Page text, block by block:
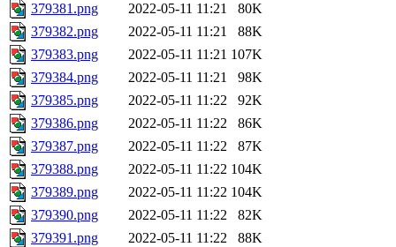
379381.png
2022-05-11 11:21
80K
379382.png
2022-05-11 11:21
88K
379383.png
2022-05-11 11:21 107K
379384.png
2022-05-11 11:21
98K
379385.png
2022-05-11 11:22
92K
379386.png
2022-05-11 11:22
86K
379387.png
2022-05-11 11:22
87K
379388.png
2022-05-11 11:22 104K
379389.png
2022-05-11 11:22 104K
379390.png
2022-05-11 11:22
82K
379391.png
2022-05-11 11:22
88K